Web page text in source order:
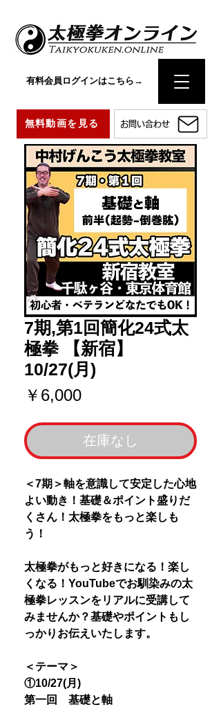
お問い合わせ
無料動画を見る
有料会員ログインはこちら→
7期,第1回簡化24式太
極拳 【新宿】
10/27(月)
￥6,000価
在庫なし
＜7期＞軸を意識して安定した心地
よい動き！基礎＆ポイント盛りだ
くさん！太極拳をもっと楽しも
う！
太極拳がもっと好きになる！楽し
くなる！YouTubeでお馴染みの太
極拳レッスンをリアルに受講して
みませんか？基礎やポイントもし
っかりお伝えいたします。
＜テーマ＞
①10/27(月)
第一回 基礎と軸